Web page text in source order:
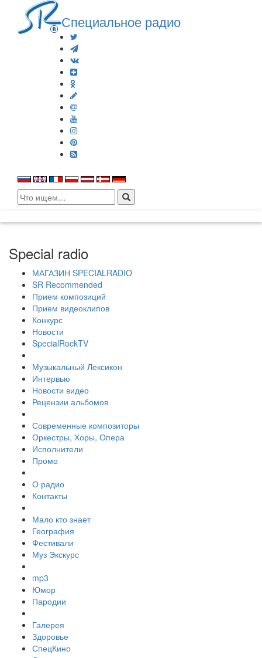
Специальное радио
Search
for:
Special radio
МАГАЗИН SPECIALRADIO
SR Recommended
Прием композиций
Прием видеоклипов
Конкурс
Новости
SpecialRockTV
Музыкальный Лексикон
Интервью
Новости видео
Рецензии альбомов
Современные композиторы
Оркестры, Хоры, Опера
Исполнители
Промо
О радио
Контакты
Мало кто знает
География
Фестивали
Муз Экскурс
mp3
Юмор
Пародии
Галерея
Здоровье
СпецКино